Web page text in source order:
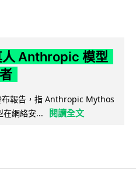
人 Anthropic 模型
報告，指 Anthropic Mythos
在網絡安...
閱讀全文